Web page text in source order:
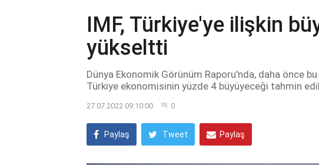
IMF, Türkiye'ye ilişkin
yükseltti
Dünya Ekonomik Görünüm Raporu'nda, daha önce
Türkiye ekonomisinin yüzde 4 büyüyeceği tahmin
27.07.2022 09:10:00 0
Paylaş Tweet Paylaş